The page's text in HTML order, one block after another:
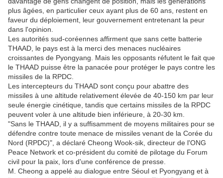
plus âgées, en particulier ceux ayant plus de 60 ans, restent en
faveur du déploiement, leur gouvernement entretenant la peur
dans l'opinion.
Les autorités sud-coréennes affirment que sans cette batterie
THAAD, le pays est à la merci des menaces nucléaires
croissantes de Pyongyang. Mais les opposants réfutent le fait que
le THAAD puisse être la panacée pour protéger le pays contre les
missiles de la RPDC.
Les intercepteurs du THAAD sont conçu pour abattre des
missiles à une altitude relativement élevée de 40-150 km par leur
seule énergie cinétique, tandis que certains missiles de la RPDC
peuvent voler à une altitude bien inférieure, à 20-30 km.
"Sans le THAAD, il y a suffisamment de moyens militaires pour se
défendre contre toute menace de missiles venant de la Corée du
Nord (RPDC)", a déclaré Cheong Wook-sik, directeur de l'ONG
Peace Network et co-président du comité de pilotage du Forum
civil pour la paix, lors d'une conférence de presse.
M. Cheong a appelé au dialogue entre Séoul et Pyongyang et à